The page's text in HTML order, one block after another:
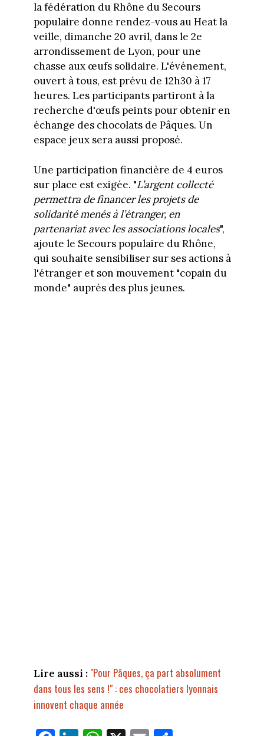
la fédération du Rhône du Secours
populaire donne rendez-vous au Heat la
veille, dimanche 20 avril, dans le 2e
arrondissement de Lyon, pour une
chasse aux œufs solidaire. L'événement,
ouvert à tous, est prévu de 12h30 à 17
heures. Les participants partiront à la
recherche d'œufs peints pour obtenir en
échange des chocolats de Pâques. Un
espace jeux sera aussi proposé.
Une participation financière de 4 euros
sur place est exigée. "L’argent collecté
permettra de financer les projets de
solidarité menés à l’étranger, en
partenariat avec les associations locales",
ajoute le Secours populaire du Rhône,
qui souhaite sensibiliser sur ses actions à
l'étranger et son mouvement "copain du
monde" auprès des plus jeunes.
Lire aussi : "Pour Pâques, ça part absolument
dans tous les sens !" : ces chocolatiers lyonnais
innovent chaque année